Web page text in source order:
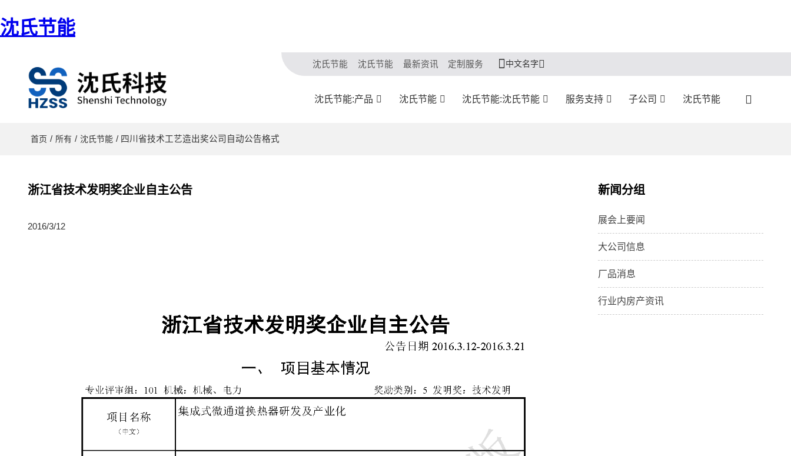
沈氏节能
沈氏节能 沈氏节能 最新资讯 定制服务 中文名字
沈氏节能:产品 沈氏节能 沈氏节能:沈氏节能 服务支持 子公司 沈氏节能
首页 / 所有 / 沈氏节能 / 四川省技术工艺造出奖公司自动公告格式
浙江省技术发明奖企业自主公告
2016/3/12
新闻分组
展会上要闻
大公司信息
厂品消息
行业内房产资讯